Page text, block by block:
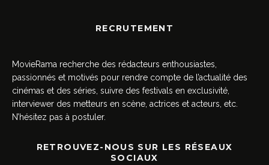
RECRUTEMENT
MovieRama recherche des rédacteurs enthousiastes,
passionnés et motivés pour rendre compte de l’actualité des
cinémas et des séries, suivre des festivals en exclusivité,
interviewer des metteurs en scène, actrices et acteurs, etc.
N’hésitez pas à postuler.
RETROUVEZ-NOUS SUR LES RÉSEAUX
SOCIAUX